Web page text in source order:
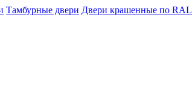
Тамбурные двери Двери крашенные по RAL